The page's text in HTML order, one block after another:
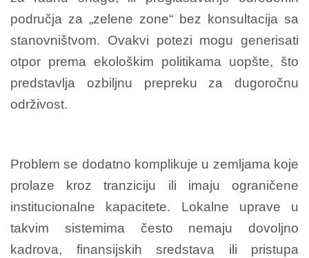
područja za „zelene zone“ bez konsultacija sa
stanovništvom. Ovakvi potezi mogu generisati
otpor prema ekološkim politikama uopšte, što
predstavlja ozbiljnu prepreku za dugoročnu
održivost.
Problem se dodatno komplikuje u zemljama koje
prolaze kroz tranziciju ili imaju ograničene
institucionalne kapacitete. Lokalne uprave u
takvim sistemima često nemaju dovoljno
kadrova, finansijskih sredstava ili pristupa